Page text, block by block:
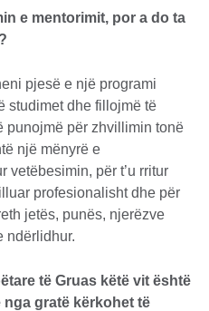
e mentorimit, por a do ta
pjesë e një programi
studimet dhe fillojmë të
punojmë për zhvillimin tonë
një mënyrë e
vetëbesimin, për t’u rritur
profesionalisht dhe për
jetës, punës, njerëzve
ndërlidhur.
të Gruas këtë vit është
gratë kërkohet të